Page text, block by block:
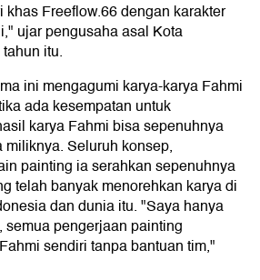
Freeflow.66 dengan karakter
ujar pengusaha asal Kota
itu.
ini mengagumi karya-karya Fahmi
ada kesempatan untuk
karya Fahmi bisa sepenuhnya
Seluruh konsep,
painting ia serahkan sepenuhnya
telah banyak menorehkan karya di
dan dunia itu. "Saya hanya
semua pengerjaan painting
sendiri tanpa bantuan tim,"